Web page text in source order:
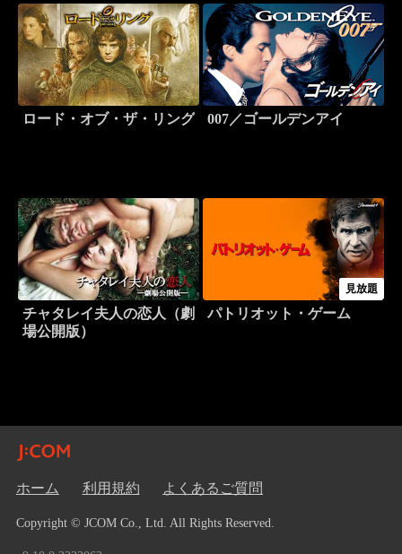
ロード・オブ・ザ・リング 007／ゴールデンアイ
チャタレイ夫人の恋人（劇
場公開版）
見放題
パトリオット・ゲーム
ホーム 利用規約 よくあるご質問
Copyright © JCOM Co., Ltd. All Rights Reserved.